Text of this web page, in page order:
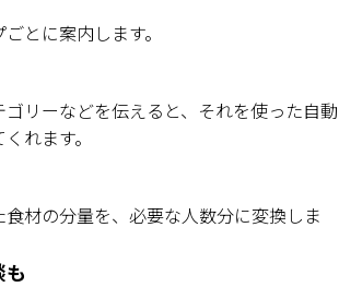
とに案内します。
リーなどを伝えると、それを使った自動
れます。
食材の分量を、必要な人数分に変換しま